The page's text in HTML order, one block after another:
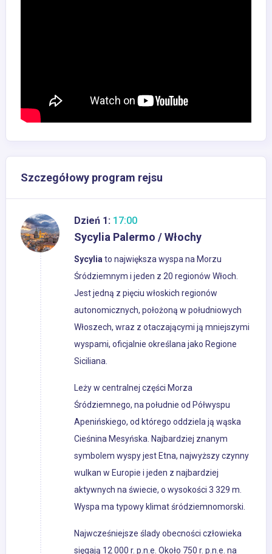
Szczegółowy program rejsu
Dzień 1: 17:00
Sycylia Palermo / Włochy
Sycyliato największa wyspa na Morzu
Śródziemnym i jeden z 20 regionów Włoch.
Jest jedną z pięciu włoskich regionów
autonomicznych, położoną w południowych
Włoszech, wraz z otaczającymi ją mniejszymi
wyspami, oficjalnie określana jako Regione
Siciliana.
Leży w centralnej części Morza
Śródziemnego, na południe od Półwyspu
Apenińskiego, od którego oddziela ją wąska
Cieśnina Mesyńska. Najbardziej znanym
symbolem wyspy jest Etna, najwyższy czynny
wulkan w Europie i jeden z najbardziej
aktywnych na świecie, o wysokości 3 329 m.
Wyspa ma typowy klimat śródziemnomorski.
Najwcześniejsze ślady obecności człowieka
sięgają 12 000 r. p.n.e. Około 750 r. p.n.e. na